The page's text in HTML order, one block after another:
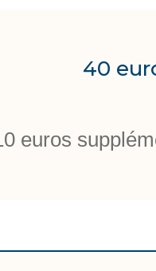
40
euros